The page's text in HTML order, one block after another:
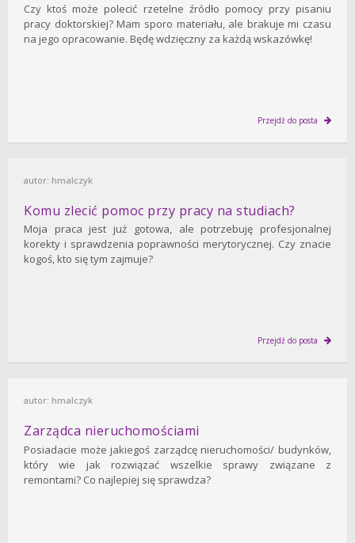
Czy ktoś może polecić rzetelne źródło pomocy przy pisaniu
pracy doktorskiej? Mam sporo materiału, ale brakuje mi czasu
na jego opracowanie. Będę wdzięczny za każdą wskazówkę!
Przejdź do posta
autor: hmalczyk
Komu zlecić pomoc przy pracy na studiach?
Moja praca jest już gotowa, ale potrzebuję profesjonalnej
korekty i sprawdzenia poprawności merytorycznej. Czy znacie
kogoś, kto się tym zajmuje?
Przejdź do posta
autor: hmalczyk
Zarządca nieruchomościami
Posiadacie może jakiegoś zarządcę nieruchomości/ budynków,
który wie jak rozwiązać wszelkie sprawy związane z
remontami? Co najlepiej się sprawdza?